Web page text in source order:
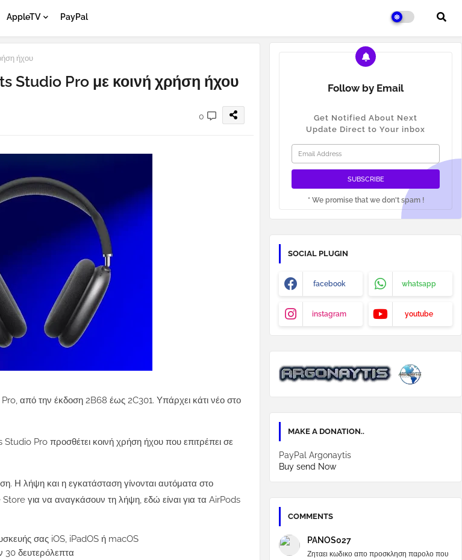
AppleTV PayPal
ήχου
Studio Pro με κοινή χρήση ήχου
0
από την έκδοση 2B68 έως 2C301. Υπάρχει κάτι νέο στο
Pro προσθέτει κοινή χρήση ήχου που επιτρέπει σε
Η λήψη και η εγκατάσταση γίνονται αυτόματα στο
για να αναγκάσουν τη λήψη, εδώ είναι για τα AirPods
σας iOS, iPadOS ή macOS
30 δευτερόλεπτα
Follow by Email
Get Notified About Next
Update Direct to Your inbox
* We promise that we don't spam !
SOCIAL PLUGIN
facebook whatsapp
instagram youtube
MAKE A DONATION..
PayPal Argonaytis
Buy send Now
COMMENTS
PANOS027
Ζηταει κωδικο απο προσκληση παρολο που